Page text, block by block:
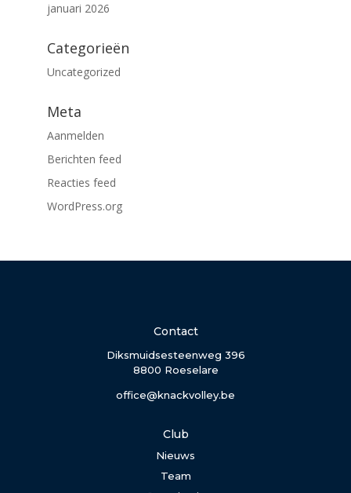
januari 2026
Categorieën
Uncategorized
Meta
Aanmelden
Berichten feed
Reacties feed
WordPress.org
Contact
Diksmuidsesteenweg 396
8800 Roeselare
office@knackvolley.be
Club
Nieuws
Team